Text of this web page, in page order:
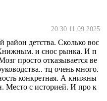
20:30 11.09.2025
район детства. Сколько вос
и снос рынка. И п
просто отказывается ве
тц очень много.
конкретная. А книжны
Место с историей. И про к